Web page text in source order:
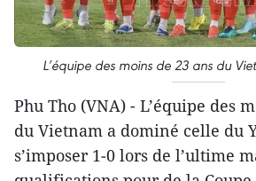
L’équipe des moins de 23 ans du
Phu Tho (VNA) - L’équipe des
du Vietnam a dominé celle du
s’imposer 1‑0 lors de l’ultime